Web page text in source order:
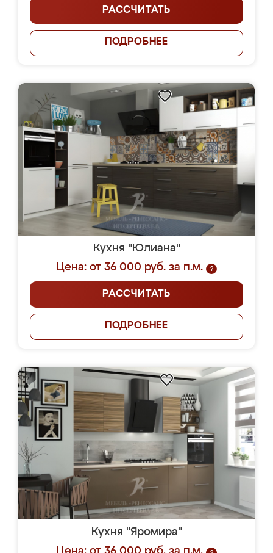
РАССЧИТАТЬ
ПОДРОБНЕЕ
Кухня "Юлиана"
Цена: от 36 000 руб. за п.м.
?
РАССЧИТАТЬ
ПОДРОБНЕЕ
Кухня "Яромира"